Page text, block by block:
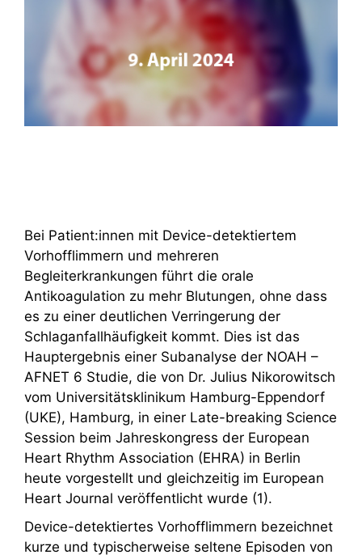
Bei Patient:innen mit Device-detektiertem
Vorhofflimmern und mehreren
Begleiterkrankungen führt die orale
Antikoagulation zu mehr Blutungen, ohne dass
es zu einer deutlichen Verringerung der
Schlaganfallhäufigkeit kommt. Dies ist das
Hauptergebnis einer Subanalyse der NOAH –
AFNET 6 Studie, die von Dr. Julius Nikorowitsch
vom Universitätsklinikum Hamburg-Eppendorf
(UKE), Hamburg, in einer Late-breaking Science
Session beim Jahreskongress der European
Heart Rhythm Association (EHRA) in Berlin
heute vorgestellt und gleichzeitig im European
Heart Journal veröffentlicht wurde (1).
Device-detektiertes Vorhofflimmern bezeichnet
kurze und typischerweise seltene Episoden von